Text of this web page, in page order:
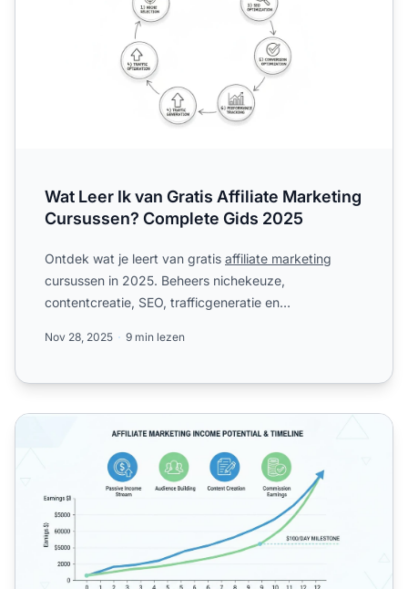
Wat Leer Ik van Gratis Affiliate Marketing
Cursussen? Complete Gids 2025
Ontdek wat je leert van gratis affiliate marketing
cursussen in 2025. Beheers nichekeuze,
contentcreatie, SEO, trafficgeneratie en
Nov 28, 2025 9 min lezen
Is het de moeite waard om affiliate te worden? Complete